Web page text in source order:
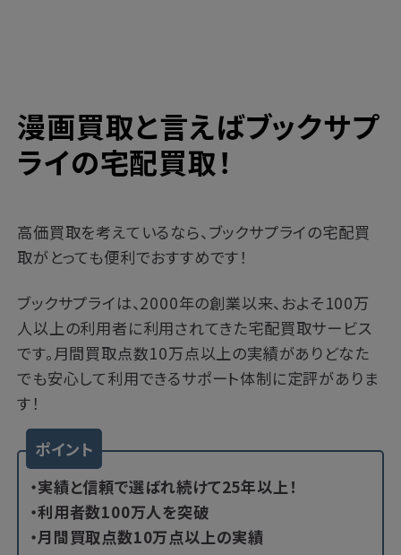
漫画買取と言えばブックサプ
ライの宅配買取！
高価買取を考えているなら、ブックサプライの宅配買
取がとっても便利でおすすめです！
ブックサプライは、2000年の創業以来、およそ100万
人以上の利用者に利用されてきた宅配買取サービス
です。月間買取点数10万点以上の実績がありどなた
でも安心して利用できるサポート体制に定評がありま
す！
ポイント
・実績と信頼で選ばれ続けて25年以上！
・利用者数100万人を突破
・月間買取点数10万点以上の実績